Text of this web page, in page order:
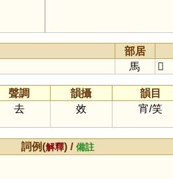
部居
馬 𩧙
聲調 韻攝 韻目
去 效 宵/笑
詞例(解釋) /備註